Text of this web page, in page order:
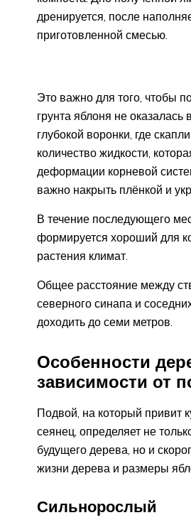
дренируется, после
приготовленной смесью.
Это важно для того, чтобы
грунта яблоня не оказалась
глубокой воронки, где
количество жидкости,
деформации корневой
важно накрыть плёнкой и
В течение последующего
формируется хороший для
растения климат.
Общее расстояние между
северного синапа и
доходить до семи метров.
Особенности
зависимости от
Подвой, на который привит
сеянец, определяет не
будущего дерева, но и
жизни дерева и размеры
Сильнорослый